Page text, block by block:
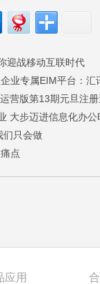
迎战移动互联时代
业专属EIM平台：汇
营版第13期元旦注
大步迈进信息化办公
们只会做
点
应用